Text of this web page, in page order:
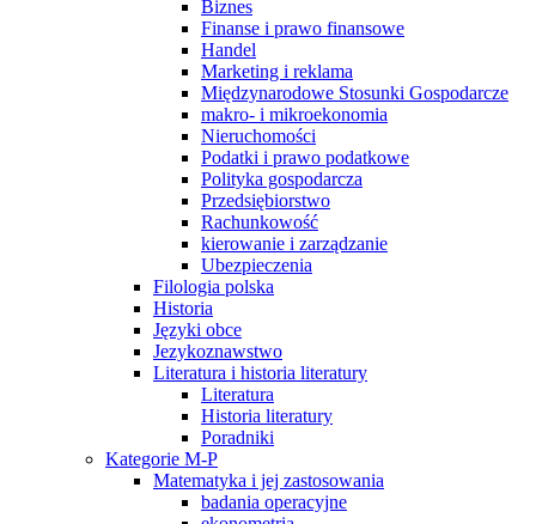
Biznes
Finanse i prawo finansowe
Handel
Marketing i reklama
Międzynarodowe Stosunki Gospodarcze
makro- i mikroekonomia
Nieruchomości
Podatki i prawo podatkowe
Polityka gospodarcza
Przedsiębiorstwo
Rachunkowość
kierowanie i zarządzanie
Ubezpieczenia
Filologia polska
Historia
Języki obce
Jezykoznawstwo
Literatura i historia literatury
Literatura
Historia literatury
Poradniki
Kategorie M-P
Matematyka i jej zastosowania
badania operacyjne